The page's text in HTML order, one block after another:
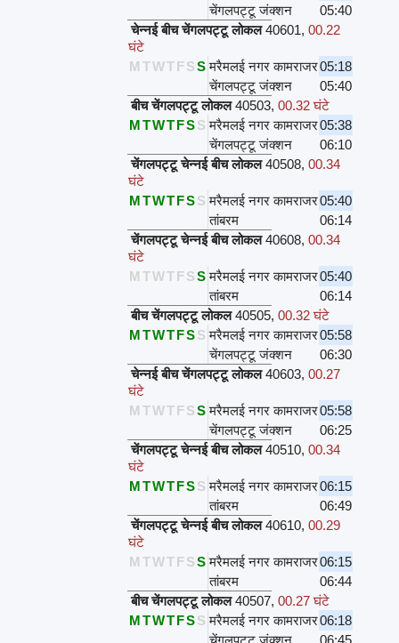
चेंगलपट्टू जंक्शन
05:40
चेन्नई बीच चेंगलपट्टू लोकल 40601,00.22
घंटे
M TWTFSS मरैमलई नगर कामराजर05:18
चेंगलपट्टू जंक्शन
05:40
बीच चेंगलपट्टू लोकल 40503,00.32 घंटे
MTWTFSS मरैमलई नगर कामराजर05:38
चेंगलपट्टू जंक्शन
06:10
चेंगलपट्टू चेन्नई बीच लोकल 40508,00.34
घंटे
MTWTFSS मरैमलई नगर कामराजर05:40
तांबरम
06:14
चेंगलपट्टू चेन्नई बीच लोकल 40608,00.34
घंटे
M TWTFSS मरैमलई नगर कामराजर05:40
तांबरम
06:14
बीच चेंगलपट्टू लोकल 40505,00.32 घंटे
MTWTFSS मरैमलई नगर कामराजर05:58
चेंगलपट्टू जंक्शन
06:30
चेन्नई बीच चेंगलपट्टू लोकल 40603,00.27
घंटे
M TWTFSS मरैमलई नगर कामराजर05:58
चेंगलपट्टू जंक्शन
06:25
चेंगलपट्टू चेन्नई बीच लोकल 40510,00.34
घंटे
MTWTFSS मरैमलई नगर कामराजर06:15
तांबरम
06:49
चेंगलपट्टू चेन्नई बीच लोकल 40610,00.29
घंटे
M TWTFSS मरैमलई नगर कामराजर06:15
तांबरम
06:44
बीच चेंगलपट्टू लोकल 40507,00.27 घंटे
MTWTFSS मरैमलई नगर कामराजर06:18